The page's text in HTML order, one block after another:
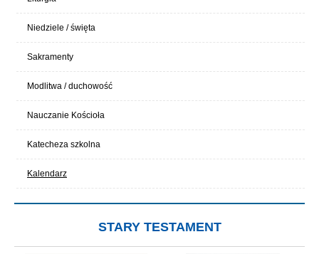
Niedziele / święta
Sakramenty
Modlitwa / duchowość
Nauczanie Kościoła
Katecheza szkolna
Kalendarz
STARY TESTAMENT